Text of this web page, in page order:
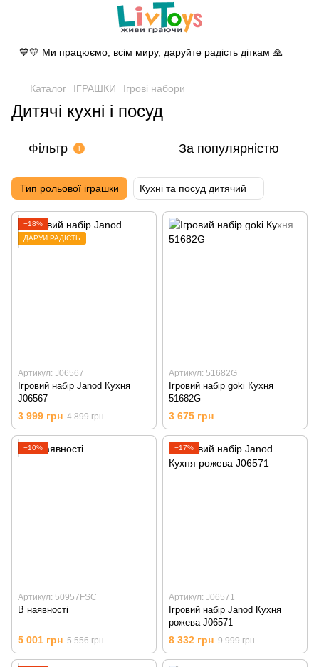
💙💛 Ми працюємо, всім миру, даруйте радість діткам 🙏
Каталог ІГРАШКИ Ігрові набори
Дитячі кухні і посуд
Фільтр 1 За популярністю
Тип рольової іграшки Кухні та посуд дитячий
−18%
ДАРУЙ РАДІСТЬ
Артикул: J06567
Ігровий набір Janod Кухня
J06567
3 999 грн 4 899 грн
Артикул: 51682G
Ігровий набір goki Кухня
51682G
3 675 грн
−10%
Артикул: 50957FSC
В наявності
5 001 грн 5 556 грн
−17%
Артикул: J06571
Ігровий набір Janod Кухня
рожева J06571
8 332 грн 9 999 грн